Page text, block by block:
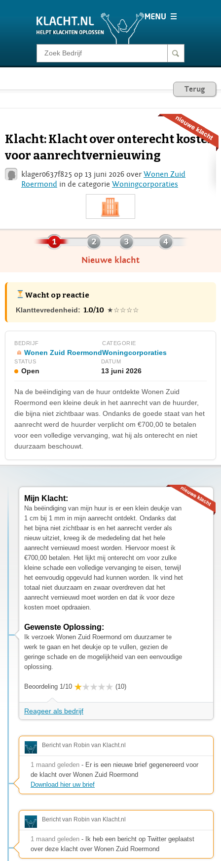
Klacht melden
Consumentenrecht
Voor Bedrijven
Login
Terug
Klacht: Klacht over onterecht kosten
voor aanrechtvernieuwing
klager0637f825 op 13 juni 2026 overWonen Zuid
Roermond in de categorie Woningcorporaties
Nieuwe klacht
Wacht op reactie
Klanttevredenheid: 1.0/10 ★☆☆☆☆
BEDRIJF
Wonen Zuid Roermond
CATEGORIE
Woningcorporaties
STATUS
Open
DATUM
13 juni 2026
Na de beëindiging van de huur ontdekte Wonen Zuid
Roermond een kleine deuk in het aanrecht van de huurder,
die bijna niet zichtbaar was. Ondanks de goede staat van het
aanrecht werd de huurder verplicht om €700,00 te betalen
voor een volledige vervanging, wat hij als onterecht en niet
duurzaam beschouwt.
Mijn Klacht:
Na beëindiging van mijn huur is er een klein deukje van
1 cm bij 1 mm in mijn aanrecht ontdekt. Ondanks dat
het bijna niet zichtbaar is en het aanrecht verder als
nieuw uitziet, kreeg ik de mededeling dat het hele
aanrecht vernieuwd moest worden. Hiervoor moest ik
€700,00 betalen. Het lijkt mij onterecht om voor zulke
kleine schade een volledige vervanging te eisen, terwijl
het eenvoudig opgevuld had kunnen worden. Ik vind het
totaal niet duurzaam en zwaar overdreven dat het
aanrecht vernieuwd moet worden en dat ik voor deze
kosten moet opdraaien.
Gewenste Oplossing:
Ik verzoek Wonen Zuid Roermond om duurzamer te
werk te gaan en het deukje op te vullen, gezien de
geringe schade en de mogelijkheid van een eenvoudige
oplossing.
Beoordeling 1/10 (10)
Reageer als bedrijf
Bericht van Robin van Klacht.nl
1 maand geleden - Er is een nieuwe brief gegenereerd voor
de klacht over Wonen Zuid Roermond
Download hier uw brief
Bericht van Robin van Klacht.nl
1 maand geleden - Ik heb een bericht op Twitter geplaatst
over deze klacht over Wonen Zuid Roermond